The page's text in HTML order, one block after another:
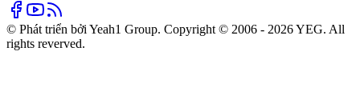
© Phát triển bởi Yeah1 Group. Copyright © 2006 - 2026 YEG. All
rights reverved.